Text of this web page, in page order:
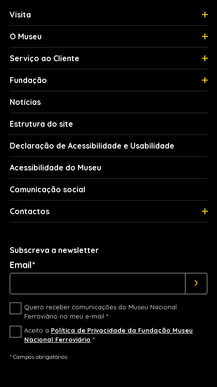
Visita
O Museu
Serviço ao Cliente
Fundação
Notícias
Estrutura do site
Declaração de Acessibilidade e Usabilidade
Acessibilidade do Museu
Comunicação social
Contactos
Subscreva a newsletter
Email*
Quero receber comunicações do Museu Nacional
Ferroviário no meu e-mail *
Aceito a Política de Privacidade da Fundação Museu
Nacional Ferroviário *
* Campos obrigatórios